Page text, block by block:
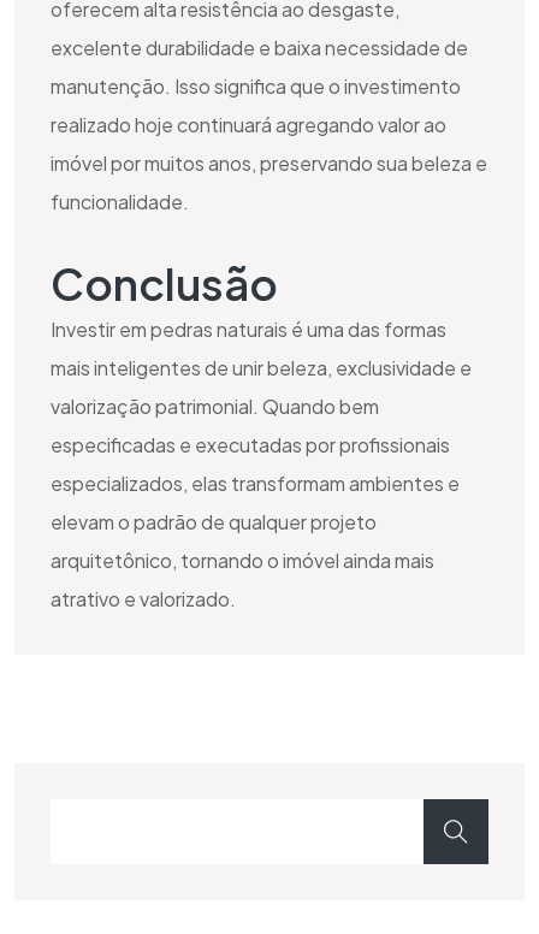
oferecem alta resistência ao desgaste,
excelente durabilidade e baixa necessidade de
manutenção. Isso significa que o investimento
realizado hoje continuará agregando valor ao
imóvel por muitos anos, preservando sua beleza e
funcionalidade.
Conclusão
Investir em pedras naturais é uma das formas
mais inteligentes de unir beleza, exclusividade e
valorização patrimonial. Quando bem
especificadas e executadas por profissionais
especializados, elas transformam ambientes e
elevam o padrão de qualquer projeto
arquitetônico, tornando o imóvel ainda mais
atrativo e valorizado.